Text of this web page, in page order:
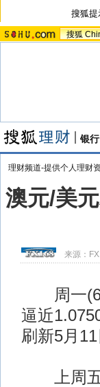
搜狐提
搜狐
银行
理财频道-提供个人理财
澳元/美
来源：
周一(6
逼近
刷新5月11
上周五